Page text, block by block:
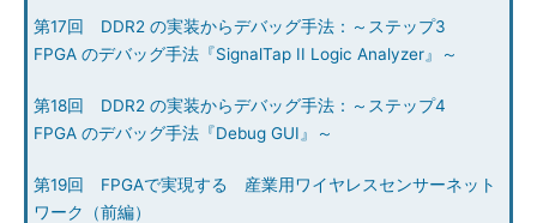
第17回 DDR2 の実装からデバッグ手法：～ステップ3
FPGA のデバッグ手法『SignalTap II Logic Analyzer』～
第18回 DDR2 の実装からデバッグ手法：～ステップ4
FPGA のデバッグ手法『Debug GUI』～
第19回 FPGAで実現する 産業用ワイヤレスセンサーネット
ワーク（前編）